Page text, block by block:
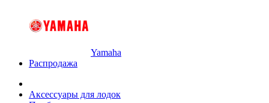
Yamaha
Распродажа
Аксессуары для лодок